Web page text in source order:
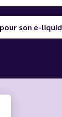
son e-